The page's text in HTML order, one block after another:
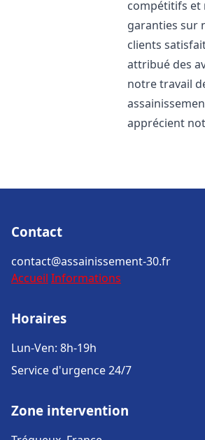
compétitifs et
garanties sur
clients
attribué des
notre travail
apprécient
Contact
contact@assainissement-30.fr
Accueil Informations
Horaires
Lun-Ven: 8h-19h
Service d'urgence 24/7
Zone intervention